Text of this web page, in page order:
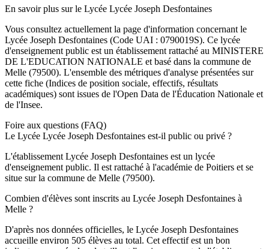
En savoir plus sur le Lycée Lycée Joseph Desfontaines
Vous consultez actuellement la page d'information concernant le
Lycée Joseph Desfontaines (Code UAI : 0790019S). Ce lycée
d'enseignement public est un établissement rattaché au MINISTERE
DE L'EDUCATION NATIONALE et basé dans la commune de
Melle (79500). L'ensemble des métriques d'analyse présentées sur
cette fiche (Indices de position sociale, effectifs, résultats
académiques) sont issues de l'Open Data de l'Éducation Nationale et
de l'Insee.
Foire aux questions (FAQ)
Le Lycée Lycée Joseph Desfontaines est-il public ou privé ?
L'établissement Lycée Joseph Desfontaines est un lycée
d'enseignement public. Il est rattaché à l'académie de Poitiers et se
situe sur la commune de Melle (79500).
Combien d'élèves sont inscrits au Lycée Joseph Desfontaines à
Melle ?
D'après nos données officielles, le Lycée Joseph Desfontaines
accueille environ 505 élèves au total. Cet effectif est un bon